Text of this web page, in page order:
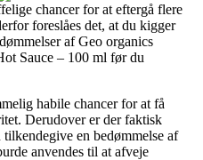
chancer for at eftergå flere
foreslåes det, at du kigger
af Geo organics
Sauce – 100 ml før du
habile chancer for at få
Derudover er der faktisk
en bedømmelse af
anvendes til at afveje